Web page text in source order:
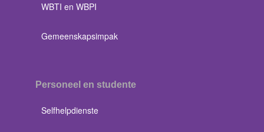
WBTI en WBPI
Gemeenskapsimpak
Personeel en studente
Selfhelpdienste